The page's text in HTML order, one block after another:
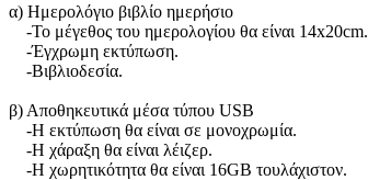
α) Ημερολόγιο βιβλίο ημερήσιο
-Το μέγεθος του ημερολογίου θα είναι 14x20cm.
-Έγχρωμη εκτύπωση.
-Βιβλιοδεσία.
β) Αποθηκευτικά μέσα τύπου USB
-Η εκτύπωση θα είναι σε μονοχρωμία.
-Η χάραξη θα είναι λέιζερ.
-Η χωρητικότητα θα είναι 16GB τουλάχιστον.